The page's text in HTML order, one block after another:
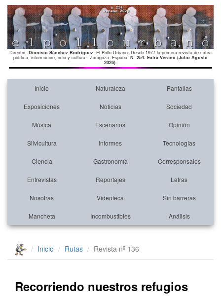
Director: Dionisio Sánchez Rodríguez. El Pollo Urbano. Desde 1977 la primera revista de sátira
política, información, ocio y cultura . Zaragoza. España. Nº 254. Extra Verano (Julio Agosto
2026).
Inicio Naturaleza Pantallas
Exposiciones Noticias Sociedad
Música Escenarios Opinión
Silvicultura Informes Tecnologías
Ciencia Gastronomía Corresponsales
Entrevistas Reportajes Letras
Nosotras Videoteca Sin barreras
Mancheta Incombustibles Análisis
Inicio Rutas Revista nº 136
Recorriendo nuestros refugios